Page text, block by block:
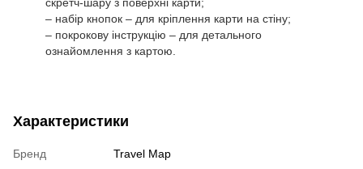
– набір кнопок – для кріплення карти на стіну;
– покрокову інструкцію – для детального
ознайомлення з картою.
Характеристики
Бренд Travel Map